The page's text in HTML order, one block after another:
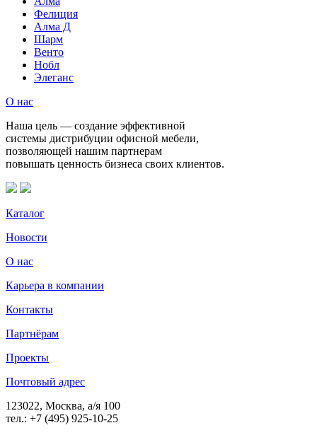
Фелиция
Алма Д
Шарм
Венто
Нобл
Элеганс
О нас
Наша цель — создание эффективной
системы дистрибуции офисной мебели,
позволяющей нашим партнерам
повышать ценность бизнеса своих клиентов.
Каталог
Новости
О нас
Карьера в компании
Контакты
Партнёрам
Проекты
Почтовый адрес
123022, Москва, а/я 100
тел.: +7 (495) 925-10-25